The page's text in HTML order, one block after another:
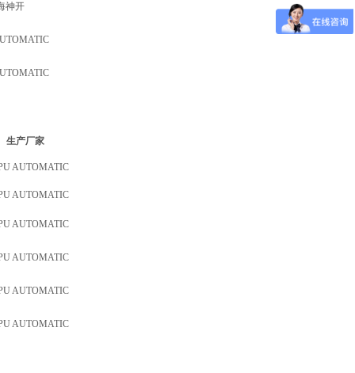
神开
生产厂家
AUTOMATIC
AUTOMATIC
AUTOMATIC
AUTOMATIC
AUTOMATIC
AUTOMATIC